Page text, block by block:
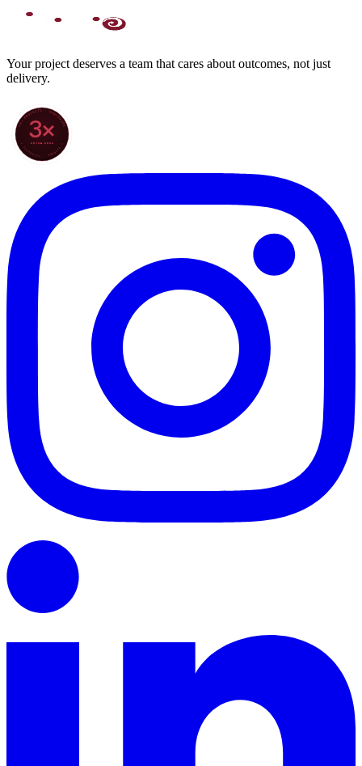
Your project deserves a team that cares about outcomes, not just
delivery.
70+ PROJECTS · WORLDWIDE
★ CLARODIGI · MOROCCO ★
3×
SINCE 2022